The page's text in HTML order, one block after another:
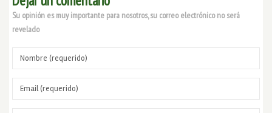
Su opinión es muy importante para nosotros, su correo electrónico no será
revelado